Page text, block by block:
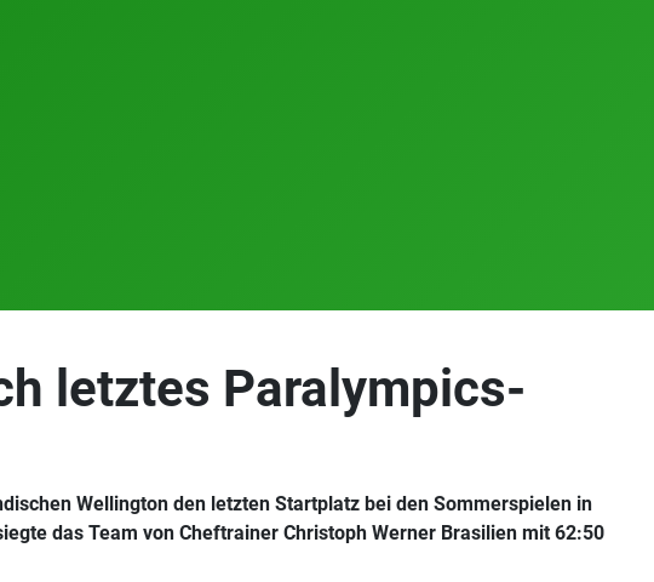
letztes Paralympics-
Wellington den letzten Startplatz bei den Sommerspielen in
das Team von Cheftrainer Christoph Werner Brasilien mit 62:50